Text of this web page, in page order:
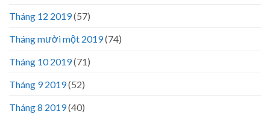
Tháng 12 2019(57)
Tháng mười một 2019(74)
Tháng 10 2019(71)
Tháng 9 2019(52)
Tháng 8 2019(40)